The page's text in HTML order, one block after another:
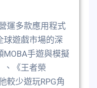
運多款應用程式
球遊戲市場的深
MOBA手遊與模擬
、《王者榮
較少遊玩RPG角